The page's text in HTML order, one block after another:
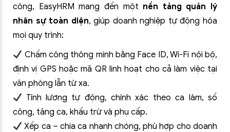
công, EasyHRM mang đến một nền tảng quản lý
nhân sự toàn diện, giúp doanh nghiệp tự động hóa
mọi quy trình:
Chấm công thông minh bằng Face ID, Wi-Fi nội bộ,
định vị GPS hoặc mã QR linh hoạt cho cả làm việc tại
văn phòng lẫn từ xa.
Tính lương tự động, chính xác theo ca làm, số
công, tăng ca, khấu trừ và phụ cấp.
Xếp ca – chia ca nhanh chóng, phù hợp cho doanh